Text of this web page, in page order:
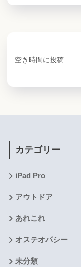
空き時間に投稿
カテゴリー
iPad Pro
アウトドア
あれこれ
オステオパシー
未分類